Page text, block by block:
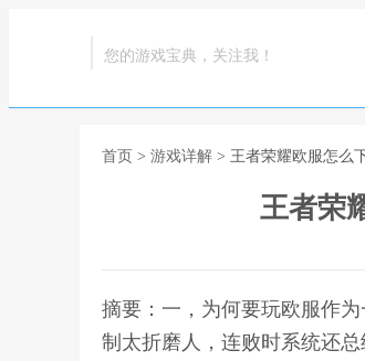
您的游戏宝典，关注我！
首页 > 游戏详解 > 王者荣耀欧服怎么
王者荣
摘要：一，为何要玩欧服作
制太折磨人，连败时系统还